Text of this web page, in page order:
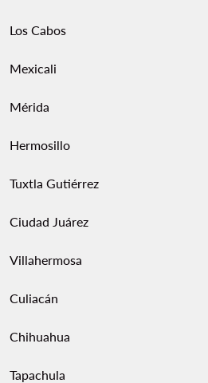
Los Cabos
Mexicali
Mérida
Hermosillo
Tuxtla Gutiérrez
Ciudad Juárez
Villahermosa
Culiacán
Chihuahua
Tapachula